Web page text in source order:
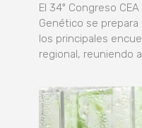
El 34º Congreso
Genético se
los principales
regional, reuniendo a